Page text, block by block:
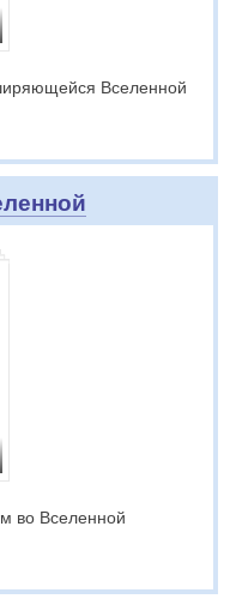
Вселенной
во Вселенной